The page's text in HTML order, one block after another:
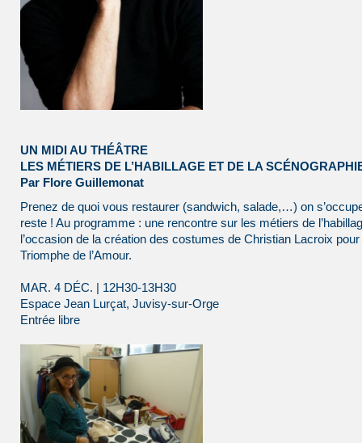
UN MIDI AU THÉÂTRE
LES MÉTIERS DE L’HABILLAGE ET DE LA
Par Flore Guillemonat
Prenez de quoi vous restaurer (sandwich, salade,…) on
reste ! Au programme : une rencontre sur les métiers de
l’occasion de la création des costumes de Christian Lacroix pour
Triomphe de l’Amour.
MAR. 4 DÉC. | 12H30-13H30
Espace Jean Lurçat, Juvisy-sur-Orge
Entrée libre